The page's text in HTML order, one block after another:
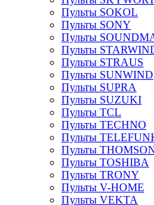
Пульты SOKOL
Пульты SONY
Пульты
Пульты
Пульты STRAUS
Пульты SUNWIND
Пульты SUPRA
Пульты SUZUKI
Пульты TCL
Пульты TECHNO
Пульты
Пульты
Пульты TOSHIBA
Пульты TRONY
Пульты V-HOME
Пульты VEKTA